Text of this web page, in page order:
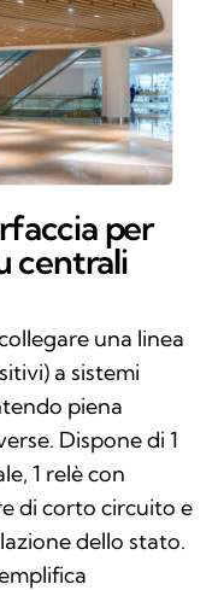
per
centrali
una linea
a sistemi
piena
Dispone di 1
1 relè con
di corto circuito e
dello stato.